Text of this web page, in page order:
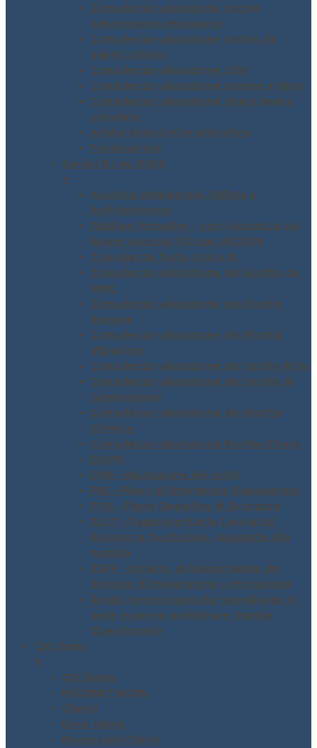
Consulenza valutazione rischio
cancerogeno mutageno
Consulenza valutazione rischio da
agenti chimici
Consulenza valutazione CEM
Consulenza valutazione rumore e vibro
Consulenza valutazione stress lavoro
correlato
Analisi emissioni in atmosfera
Fondimpresa
Servizi D.Lgs. 81/08
▼
Acustica Ambientale, Edilizia e
Architettonica
Obbligo formativo – corsi sicurezza sul
lavoro secondo il D.Lgs. 81/2008
Consulenza Testo Unico 81
Consulenza valutazione del Rischio da
MMC
Consulenza valutazione del Rischio
Rumore
Consulenza valutazione del Rischio
Vibrazioni
Consulenza valutazione del rischio ROA
Consulenza valutazione del rischio di
fulminazione
Consulenza valutazione del Rischio
Chimico
Consulenza valutazione Rischio Stress
DUVRI
DVR – Valutazione dei rischi
PEE – Piano di Emergenza Evacuazione
POS – Piano Operativo di Sicurezza
RLST – Rappresentante Lavoratori
Sicurezza Territoriale – supporto alla
nomina
RSPP – Incarico di Responsabile del
Servizio di Prevenzione e Protezione
Analisi tecnica gratuita: sopralluogo in
sede e parere preliminare tramite
Questionario
Chi Siamo
▼
Chi Siamo
MODINETWORK
Clienti
Dove siamo
Recensioni Clienti